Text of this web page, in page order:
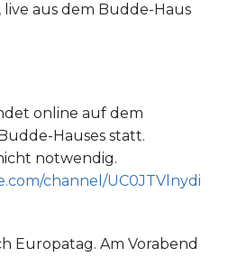
live aus dem Budde-Haus
online auf dem
Hauses statt.
notwendig.
channel/UC0JTVlnydi
Europatag. Am Vorabend